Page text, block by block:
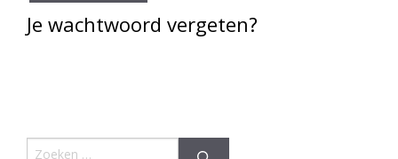
Je wachtwoord vergeten?